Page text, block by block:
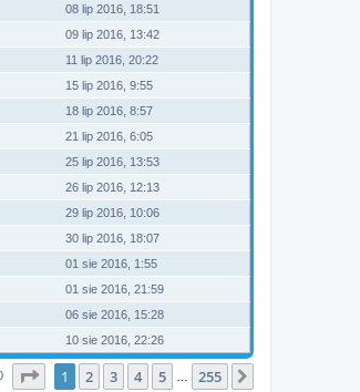
08 lip 2016, 18:51
09 lip 2016, 13:42
11 lip 2016, 20:22
15 lip 2016, 9:55
18 lip 2016, 8:57
21 lip 2016, 6:05
25 lip 2016, 13:53
26 lip 2016, 12:13
29 lip 2016, 10:06
30 lip 2016, 18:07
01 sie 2016, 1:55
01 sie 2016, 21:59
06 sie 2016, 15:28
10 sie 2016, 22:26
Strona1 255
1 2 3 4 5 255